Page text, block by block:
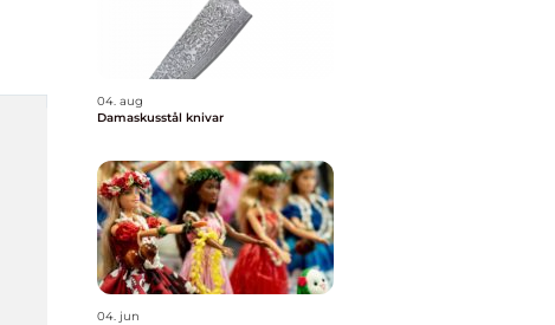
04. aug
Damaskusstål knivar
04. jun